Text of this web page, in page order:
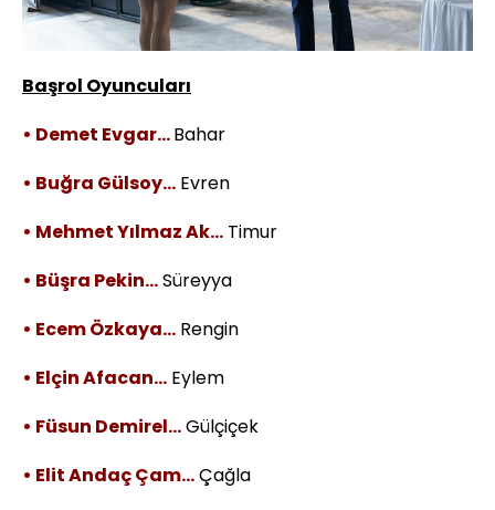
Başrol Oyuncuları
• Demet Evgar…Bahar
• Buğra Gülsoy… Evren
• Mehmet Yılmaz Ak… Timur
• Büşra Pekin…Süreyya
• Ecem Özkaya… Rengin
• Elçin Afacan… Eylem
• Füsun Demirel…Gülçiçek
• Elit Andaç Çam…Çağla